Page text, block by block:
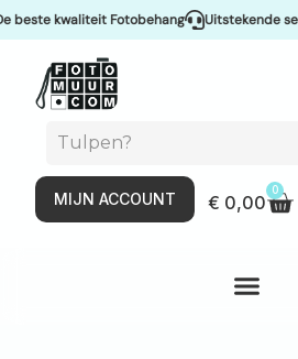
kwaliteit Fotobehang Uitstekende service
MIJN ACCOUNT € 0,00
0